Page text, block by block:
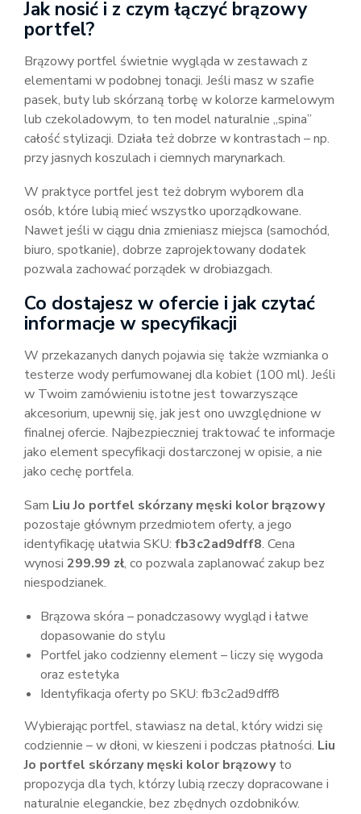
Jak nosić i z czym łączyć brązowy
portfel?
Brązowy portfel świetnie wygląda w zestawach z
elementami w podobnej tonacji. Jeśli masz w szafie
pasek, buty lub skórzaną torbę w kolorze karmelowym
lub czekoladowym, to ten model naturalnie „spina”
całość stylizacji. Działa też dobrze w kontrastach – np.
przy jasnych koszulach i ciemnych marynarkach.
W praktyce portfel jest też dobrym wyborem dla
osób, które lubią mieć wszystko uporządkowane.
Nawet jeśli w ciągu dnia zmieniasz miejsca (samochód,
biuro, spotkanie), dobrze zaprojektowany dodatek
pozwala zachować porządek w drobiazgach.
Co dostajesz w ofercie i jak czytać
informacje w specyfikacji
W przekazanych danych pojawia się także wzmianka o
testerze wody perfumowanej dla kobiet (100 ml). Jeśli
w Twoim zamówieniu istotne jest towarzyszące
akcesorium, upewnij się, jak jest ono uwzględnione w
finalnej ofercie. Najbezpieczniej traktować te informacje
jako element specyfikacji dostarczonej w opisie, a nie
jako cechę portfela.
Sam Liu Jo portfel skórzany męski kolor brązowy
pozostaje głównym przedmiotem oferty, a jego
identyfikację ułatwia SKU: fb3c2ad9dff8. Cena
wynosi 299.99 zł, co pozwala zaplanować zakup bez
niespodzianek.
Brązowa skóra – ponadczasowy wygląd i łatwe
dopasowanie do stylu
Portfel jako codzienny element – liczy się wygoda
oraz estetyka
Identyfikacja oferty po SKU: fb3c2ad9dff8
Wybierając portfel, stawiasz na detal, który widzi się
codziennie – w dłoni, w kieszeni i podczas płatności. Liu
Jo portfel skórzany męski kolor brązowyto
propozycja dla tych, którzy lubią rzeczy dopracowane i
naturalnie eleganckie, bez zbędnych ozdobników.